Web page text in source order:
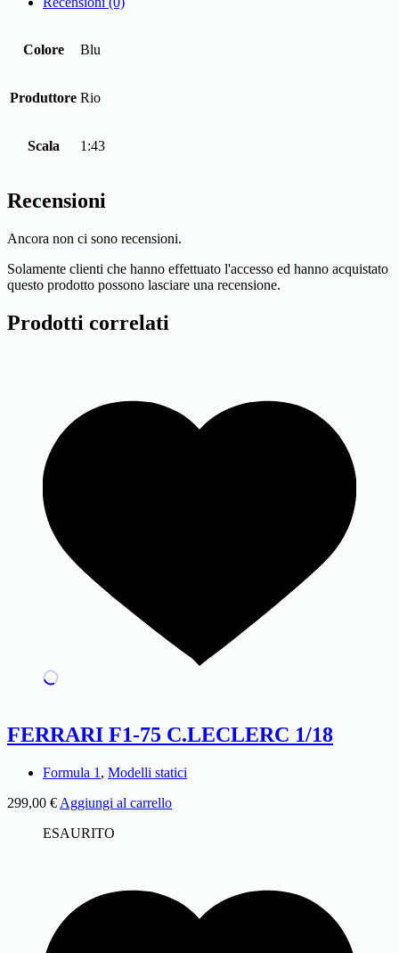
Colore Blu
Produttore Rio
Scala 1:43
Recensioni
Ancora non ci sono recensioni.
Solamente clienti che hanno effettuato l'accesso ed hanno acquistato
questo prodotto possono lasciare una recensione.
Prodotti correlati
FERRARI F1-75 C.LECLERC 1/18
Formula 1 , Modelli statici
299,00 € Aggiungi al carrello
ESAURITO